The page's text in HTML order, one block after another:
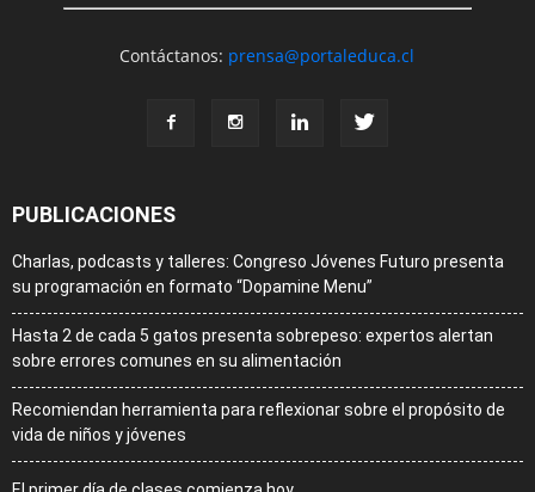
Contáctanos: prensa@portaleduca.cl
PUBLICACIONES
Charlas, podcasts y talleres: Congreso Jóvenes Futuro presenta
su programación en formato “Dopamine Menu”
Hasta 2 de cada 5 gatos presenta sobrepeso: expertos alertan
sobre errores comunes en su alimentación
Recomiendan herramienta para reflexionar sobre el propósito de
vida de niños y jóvenes